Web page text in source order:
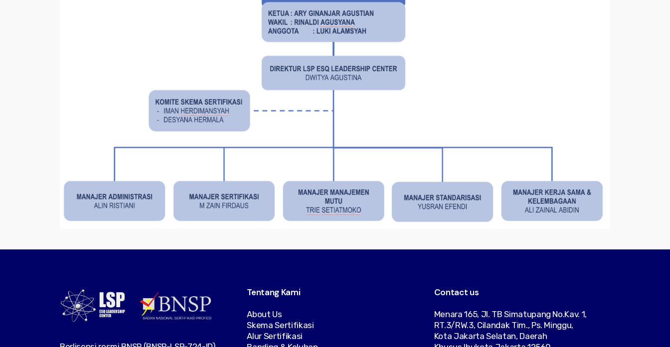
Tentang Kami
About Us
Skema Sertifikasi
Alur Sertifikasi
Contact us
Menara 165, Jl. TB Simatupang No.Kav. 1,
RT.3/RW.3, Cilandak Tim., Ps. Minggu,
Kota Jakarta Selatan, Daerah